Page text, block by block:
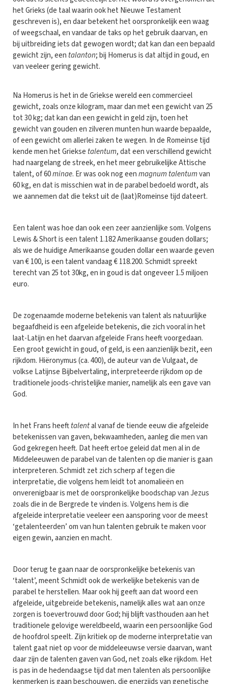
het Grieks (de taal waarin ook het Nieuwe Testament
geschreven is), en daar betekent het oorspronkelijk een waag
of weegschaal, en vandaar de taks op het gebruik daarvan, en
bij uitbreiding iets dat gewogen wordt; dat kan dan een bepaald
gewicht zijn, een talanton; bij Homerus is dat altijd in goud, en
van veeleer gering gewicht.
Na Homerus is het in de Griekse wereld een commercieel
gewicht, zoals onze kilogram, maar dan met een gewicht van 25
tot 30 kg; dat kan dan een gewicht in geld zijn, toen het
gewicht van gouden en zilveren munten hun waarde bepaalde,
of een gewicht om allerlei zaken te wegen. In de Romeinse tijd
kende men het Griekse talentum, dat een verschillend gewicht
had naargelang de streek, en het meer gebruikelijke Attische
talent, of 60minae. Er was ook nog eenmagnum talentumvan
60 kg, en dat is misschien wat in de parabel bedoeld wordt, als
we aannemen dat die tekst uit de (laat)Romeinse tijd dateert.
Een talent was hoe dan ook een zeer aanzienlijke som. Volgens
Lewis & Short is een talent 1.182 Amerikaanse gouden dollars;
als we de huidige Amerikaanse gouden dollar een waarde geven
van € 100, is een talent vandaag € 118.200. Schmidt spreekt
terecht van 25 tot 30kg, en in goud is dat ongeveer 1.5 miljoen
euro.
De zogenaamde moderne betekenis van talent als natuurlijke
begaafdheid is een afgeleide betekenis, die zich vooral in het
laat-Latijn en het daarvan afgeleide Frans heeft voorgedaan.
Een groot gewicht in goud, of geld, is een aanzienlijk bezit, een
rijkdom. Hiëronymus (ca. 400), de auteur van de Vulgaat, de
volkse Latijnse Bijbelvertaling, interpreteerde rijkdom op de
traditionele joods-christelijke manier, namelijk als een gave van
God.
In het Frans heefttalental vanaf de tiende eeuw die afgeleide
betekenissen van gaven, bekwaamheden, aanleg die men van
God gekregen heeft. Dat heeft ertoe geleid dat men al in de
Middeleeuwen de parabel van de talenten op die manier is gaan
interpreteren. Schmidt zet zich scherp af tegen die
interpretatie, die volgens hem leidt tot anomalieën en
onverenigbaar is met de oorspronkelijke boodschap van Jezus
zoals die in de Bergrede te vinden is. Volgens hem is die
afgeleide interpretatie veeleer een aansporing voor de meest
‘getalenteerden’ om van hun talenten gebruik te maken voor
eigen gewin, aanzien en macht.
Door terug te gaan naar de oorspronkelijke betekenis van
‘talent’, meent Schmidt ook de werkelijke betekenis van de
parabel te herstellen. Maar ook hij geeft aan dat woord een
afgeleide, uitgebreide betekenis, namelijk alles wat aan onze
zorgen is toevertrouwd door God; hij blijft vasthouden aan het
traditionele gelovige wereldbeeld, waarin een persoonlijke God
de hoofdrol speelt. Zijn kritiek op de moderne interpretatie van
talent gaat niet op voor de middeleeuwse versie daarvan, want
daar zijn de talenten gaven van God, net zoals elke rijkdom. Het
is pas in de hedendaagse tijd dat men talenten als persoonlijke
kenmerken is gaan beschouwen, die enerzijds van genetische